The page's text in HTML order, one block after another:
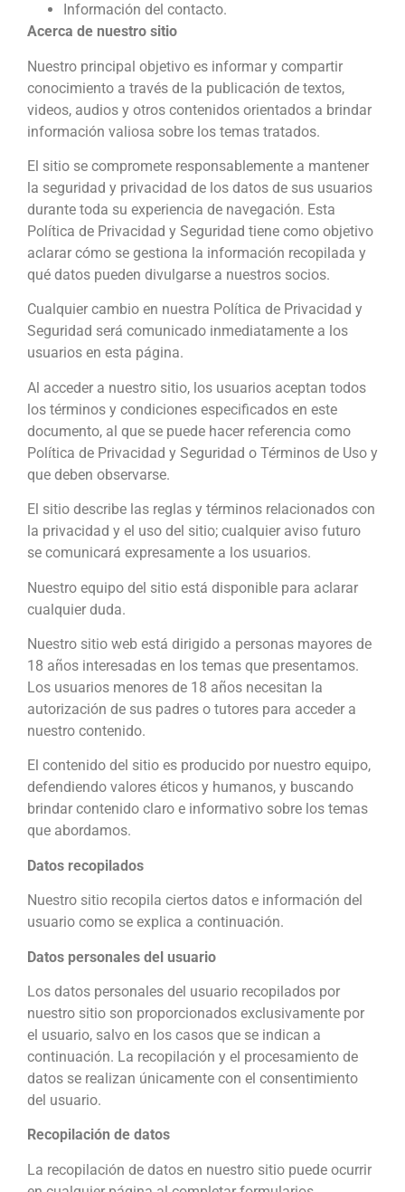
Información del contacto.
Acerca de nuestro sitio
Nuestro principal objetivo es informar y compartir
conocimiento a través de la publicación de textos,
videos, audios y otros contenidos orientados a brindar
información valiosa sobre los temas tratados.
El sitio se compromete responsablemente a mantener
la seguridad y privacidad de los datos de sus usuarios
durante toda su experiencia de navegación. Esta
Política de Privacidad y Seguridad tiene como objetivo
aclarar cómo se gestiona la información recopilada y
qué datos pueden divulgarse a nuestros socios.
Cualquier cambio en nuestra Política de Privacidad y
Seguridad será comunicado inmediatamente a los
usuarios en esta página.
Al acceder a nuestro sitio, los usuarios aceptan todos
los términos y condiciones especificados en este
documento, al que se puede hacer referencia como
Política de Privacidad y Seguridad o Términos de Uso y
que deben observarse.
El sitio describe las reglas y términos relacionados con
la privacidad y el uso del sitio; cualquier aviso futuro
se comunicará expresamente a los usuarios.
Nuestro equipo del sitio está disponible para aclarar
cualquier duda.
Nuestro sitio web está dirigido a personas mayores de
18 años interesadas en los temas que presentamos.
Los usuarios menores de 18 años necesitan la
autorización de sus padres o tutores para acceder a
nuestro contenido.
El contenido del sitio es producido por nuestro equipo,
defendiendo valores éticos y humanos, y buscando
brindar contenido claro e informativo sobre los temas
que abordamos.
Datos recopilados
Nuestro sitio recopila ciertos datos e información del
usuario como se explica a continuación.
Datos personales del usuario
Los datos personales del usuario recopilados por
nuestro sitio son proporcionados exclusivamente por
el usuario, salvo en los casos que se indican a
continuación. La recopilación y el procesamiento de
datos se realizan únicamente con el consentimiento
del usuario.
Recopilación de datos
La recopilación de datos en nuestro sitio puede ocurrir